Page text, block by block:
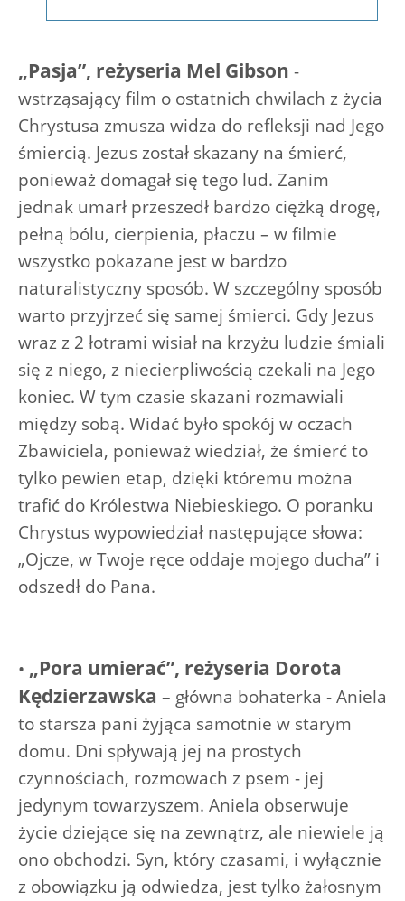
„Pasja”, reżyseria Mel Gibson -
wstrząsający film o ostatnich chwilach z życia
Chrystusa zmusza widza do refleksji nad Jego
śmiercią. Jezus został skazany na śmierć,
ponieważ domagał się tego lud. Zanim
jednak umarł przeszedł bardzo ciężką drogę,
pełną bólu, cierpienia, płaczu – w filmie
wszystko pokazane jest w bardzo
naturalistyczny sposób. W szczególny sposób
warto przyjrzeć się samej śmierci. Gdy Jezus
wraz z 2 łotrami wisiał na krzyżu ludzie śmiali
się z niego, z niecierpliwością czekali na Jego
koniec. W tym czasie skazani rozmawiali
między sobą. Widać było spokój w oczach
Zbawiciela, ponieważ wiedział, że śmierć to
tylko pewien etap, dzięki któremu można
trafić do Królestwa Niebieskiego. O poranku
Chrystus wypowiedział następujące słowa:
„Ojcze, w Twoje ręce oddaje mojego ducha” i
odszedł do Pana.
• „Pora umierać”, reżyseria Dorota
Kędzierzawska – główna bohaterka - Aniela
to starsza pani żyjąca samotnie w starym
domu. Dni spływają jej na prostych
czynnościach, rozmowach z psem - jej
jedynym towarzyszem. Aniela obserwuje
życie dziejące się na zewnątrz, ale niewiele ją
ono obchodzi. Syn, który czasami, i wyłącznie
z obowiązku ją odwiedza, jest tylko żałosnym